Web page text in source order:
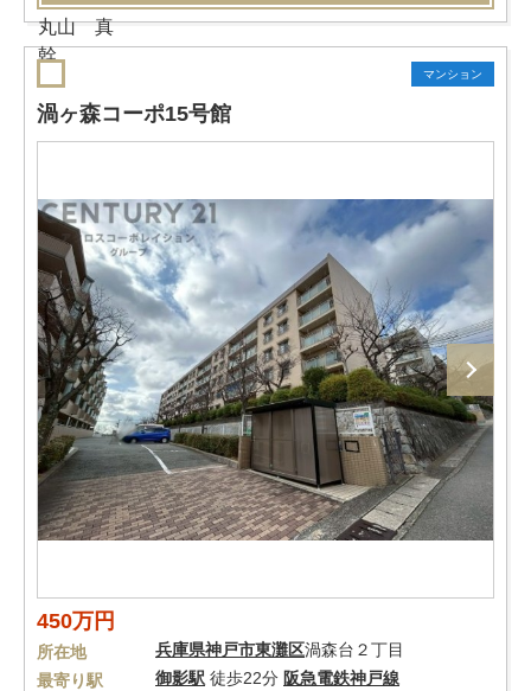
マンション
渦ヶ森コーポ15号館
450万円
所在地 兵庫県神戸市東灘区渦森台２丁目
最寄り駅
御影駅 徒歩22分 阪急電鉄神戸線